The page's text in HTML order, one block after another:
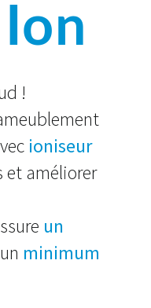
!
ioniseur
et améliorer
un
minimum